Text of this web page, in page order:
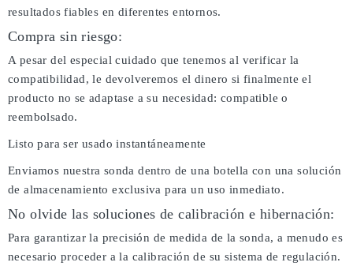
resultados fiables en diferentes entornos.
Compra sin riesgo:
A pesar del especial cuidado que tenemos al verificar la
compatibilidad, le devolveremos el dinero si finalmente el
producto no se adaptase a su necesidad: compatible o
reembolsado.
Listo para ser usado instantáneamente
Enviamos nuestra sonda dentro de una botella con una solución
de almacenamiento exclusiva para un uso inmediato.
No olvide las soluciones de calibración e hibernación:
Para garantizar la precisión de medida de la sonda, a menudo es
necesario proceder a la calibración de su sistema de regulación.